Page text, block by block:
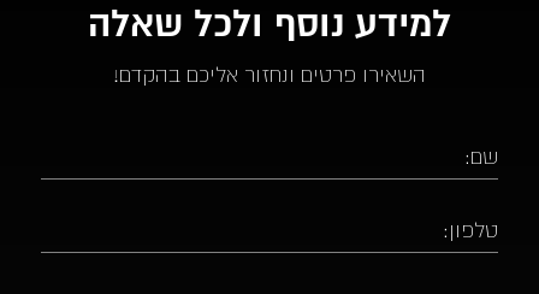
למידע נוסף ולכל שאלה
השאירו פרטים ונחזור אליכם בהקדם!